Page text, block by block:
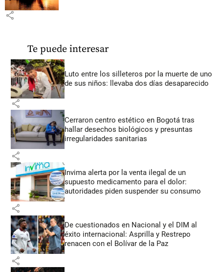
share
Te puede interesar
Luto entre los silleteros por la muerte de uno
de sus niños: llevaba dos días desaparecido
share
Cerraron centro estético en Bogotá tras
hallar desechos biológicos y presuntas
irregularidades sanitarias
share
Invima alerta por la venta ilegal de un
supuesto medicamento para el dolor:
autoridades piden suspender su consumo
share
De cuestionados en Nacional y el DIM al
éxito internacional: Asprilla y Restrepo
renacen con el Bolívar de la Paz
share